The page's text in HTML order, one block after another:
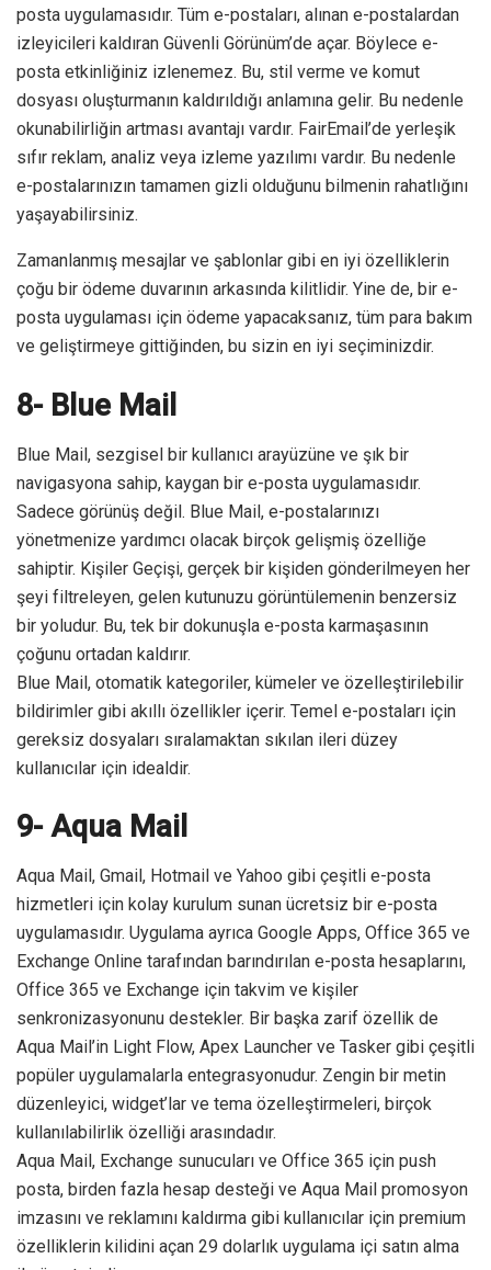
posta uygulamasıdır. Tüm e-postaları, alınan e-postalardan
izleyicileri kaldıran Güvenli Görünüm’de açar. Böylece e-
posta etkinliğiniz izlenemez. Bu, stil verme ve komut
dosyası oluşturmanın kaldırıldığı anlamına gelir. Bu nedenle
okunabilirliğin artması avantajı vardır. FairEmail’de yerleşik
sıfır reklam, analiz veya izleme yazılımı vardır. Bu nedenle
e-postalarınızın tamamen gizli olduğunu bilmenin rahatlığını
yaşayabilirsiniz.
Zamanlanmış mesajlar ve şablonlar gibi en iyi özelliklerin
çoğu bir ödeme duvarının arkasında kilitlidir. Yine de, bir e-
posta uygulaması için ödeme yapacaksanız, tüm para bakım
ve geliştirmeye gittiğinden, bu sizin en iyi seçiminizdir.
8- Blue Mail
Blue Mail, sezgisel bir kullanıcı arayüzüne ve şık bir
navigasyona sahip, kaygan bir e-posta uygulamasıdır.
Sadece görünüş değil. Blue Mail, e-postalarınızı
yönetmenize yardımcı olacak birçok gelişmiş özelliğe
sahiptir. Kişiler Geçişi, gerçek bir kişiden gönderilmeyen her
şeyi filtreleyen, gelen kutunuzu görüntülemenin benzersiz
bir yoludur. Bu, tek bir dokunuşla e-posta karmaşasının
çoğunu ortadan kaldırır.
Blue Mail, otomatik kategoriler, kümeler ve özelleştirilebilir
bildirimler gibi akıllı özellikler içerir. Temel e-postaları için
gereksiz dosyaları sıralamaktan sıkılan ileri düzey
kullanıcılar için idealdir.
9- Aqua Mail
Aqua Mail, Gmail, Hotmail ve Yahoo gibi çeşitli e-posta
hizmetleri için kolay kurulum sunan ücretsiz bir e-posta
uygulamasıdır. Uygulama ayrıca Google Apps, Office 365 ve
Exchange Online tarafından barındırılan e-posta hesaplarını,
Office 365 ve Exchange için takvim ve kişiler
senkronizasyonunu destekler. Bir başka zarif özellik de
Aqua Mail’in Light Flow, Apex Launcher ve Tasker gibi çeşitli
popüler uygulamalarla entegrasyonudur. Zengin bir metin
düzenleyici, widget’lar ve tema özelleştirmeleri, birçok
kullanılabilirlik özelliği arasındadır.
Aqua Mail, Exchange sunucuları ve Office 365 için push
posta, birden fazla hesap desteği ve Aqua Mail promosyon
imzasını ve reklamını kaldırma gibi kullanıcılar için premium
özelliklerin kilidini açan 29 dolarlık uygulama içi satın alma